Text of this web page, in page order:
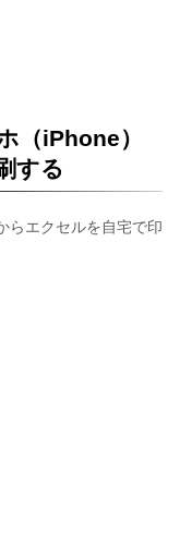
（iPhone）
する
らエクセルを自宅で印